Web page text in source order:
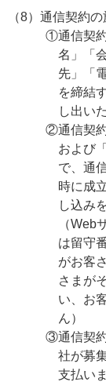
（8）通信契約
①通信契
名」「
先」「
を締結
し出い
②通信契約
および
で、通
時に成
し込み
（Web
は留守
がお客
さまが
い、お
ん）
③通信契
社が募
支払い